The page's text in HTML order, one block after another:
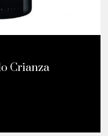
Crianza